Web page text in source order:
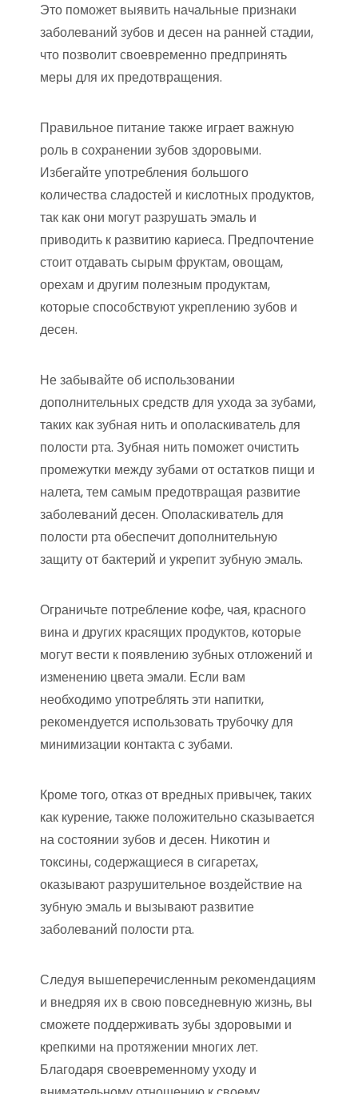
Это поможет выявить начальные признаки
заболеваний зубов и десен на ранней стадии,
что позволит своевременно предпринять
меры для их предотвращения.
Правильное питание также играет важную
роль в сохранении зубов здоровыми.
Избегайте употребления большого
количества сладостей и кислотных продуктов,
так как они могут разрушать эмаль и
приводить к развитию кариеса. Предпочтение
стоит отдавать сырым фруктам, овощам,
орехам и другим полезным продуктам,
которые способствуют укреплению зубов и
десен.
Не забывайте об использовании
дополнительных средств для ухода за зубами,
таких как зубная нить и ополаскиватель для
полости рта. Зубная нить поможет очистить
промежутки между зубами от остатков пищи и
налета, тем самым предотвращая развитие
заболеваний десен. Ополаскиватель для
полости рта обеспечит дополнительную
защиту от бактерий и укрепит зубную эмаль.
Ограничьте потребление кофе, чая, красного
вина и других красящих продуктов, которые
могут вести к появлению зубных отложений и
изменению цвета эмали. Если вам
необходимо употреблять эти напитки,
рекомендуется использовать трубочку для
минимизации контакта с зубами.
Кроме того, отказ от вредных привычек, таких
как курение, также положительно сказывается
на состоянии зубов и десен. Никотин и
токсины, содержащиеся в сигаретах,
оказывают разрушительное воздействие на
зубную эмаль и вызывают развитие
заболеваний полости рта.
Следуя вышеперечисленным рекомендациям
и внедряя их в свою повседневную жизнь, вы
сможете поддерживать зубы здоровыми и
крепкими на протяжении многих лет.
Благодаря своевременному уходу и